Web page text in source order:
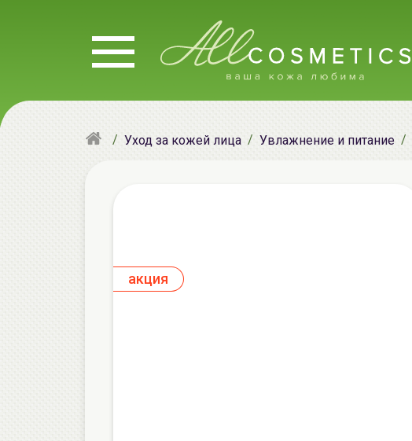
Уход за кожей лица Увлажнение и питание
aкция